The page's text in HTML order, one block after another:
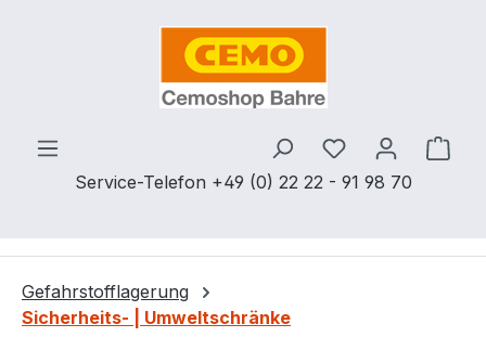
Zum Hauptinhalt springen
Service-Telefon +49 (0) 22 22 - 91 98 70
Du hast 0
Gefahrstofflagerung
Sicherheits- | Umweltschränke